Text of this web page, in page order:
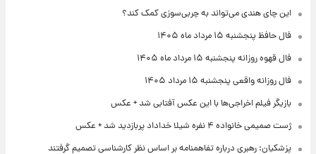
این چای هندی می‌تواند به چربی‌سوزی کمک کند؟
فال حافظ پنجشنبه ۱۵ مرداد ماه ۱۴۰۵
فال قهوه روزانه پنجشنبه ۱۵ مرداد ماه ۱۴۰۵
فال روزانه واقعی پنجشنبه ۱۵ مرداد ۱۴۰۵
بازیگر فیلم اخراجی‌ها با این عکس آفتابی شد + عکس
ژست صمیمی خانواده ۴ نفره شیلا خداداد پربازدید شد + عکس
پزشکیان: رهبری درباره تفاهمنامه بر اساس نظر کارشناسی تصمیم گرفتند